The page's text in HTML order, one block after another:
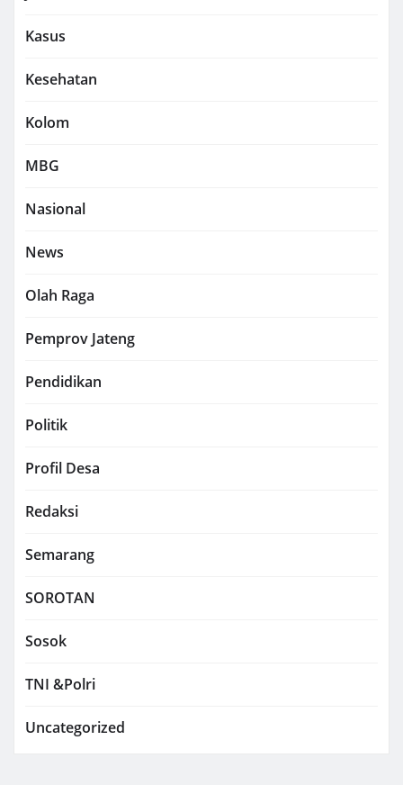
Kasus
Kesehatan
Kolom
MBG
Nasional
News
Olah Raga
Pemprov Jateng
Pendidikan
Politik
Profil Desa
Redaksi
Semarang
SOROTAN
Sosok
TNI &Polri
Uncategorized